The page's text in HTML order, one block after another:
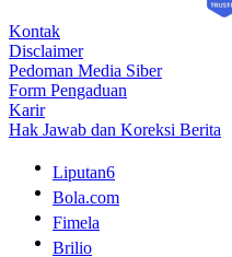
Kontak
Disclaimer
Pedoman Media Siber
Form Pengaduan
Karir
Hak Jawab dan Koreksi Berita
Liputan6
Bola.com
Fimela
Brilio